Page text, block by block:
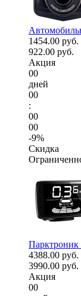
1454.00 руб.
922.00 руб.
Акция
00
дней
00
:
00
00
-9%
Скидка
Парктроник
4388.00 руб.
3990.00 руб.
Акция
00